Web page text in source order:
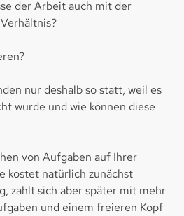
der Arbeit auch mit der
nur deshalb so statt, weil es
wurde und wie können diese
von Aufgaben auf Ihrer
kostet natürlich zunächst
zahlt sich aber später mit mehr
und einem freieren Kopf